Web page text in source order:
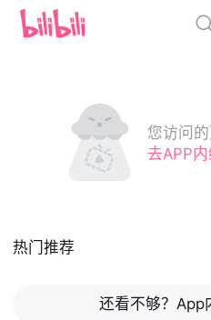
您访问
去APP
热门推荐
还看不够？App